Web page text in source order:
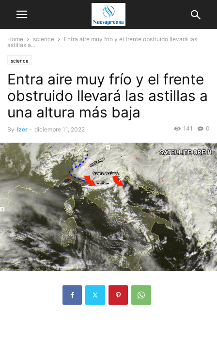
Home science
Entra aire muy frío y el frente obstruido llevará las
astillas a...
science
Entra aire muy frío y el frente
obstruido llevará las astillas a
una altura más baja
By Izer - diciembre 11, 2022 0
141